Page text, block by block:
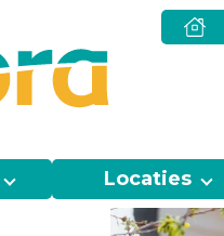
Locaties